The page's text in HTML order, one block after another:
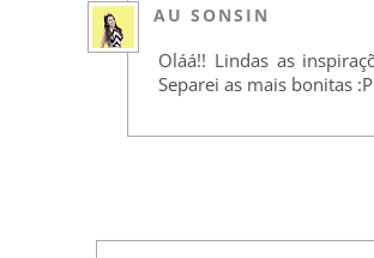
AU SONSIN
Oláá!! Lindas as
Separei as mais bonitas :P